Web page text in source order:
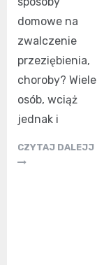
domowe na
zwalczenie
przeziębienia,
choroby? Wiele
osób, wciąż
jednak i
CZYTAJ DALEJJ